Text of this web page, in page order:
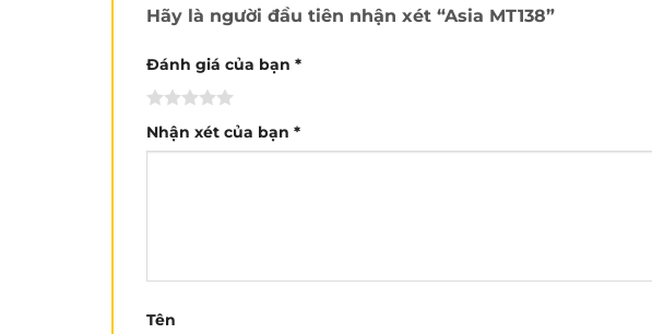
Hãy là người đầu tiên nhận xét “Asia MT138”
Đánh giá của bạn *
Nhận xét của bạn *
Tên